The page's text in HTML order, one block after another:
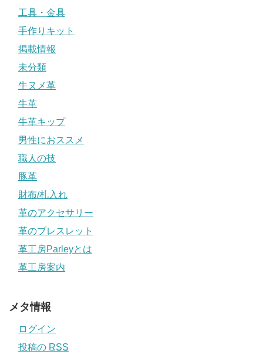
工具・金具
手作りキット
掲載情報
未分類
牛ヌメ革
牛革
牛革キップ
男性におススメ
職人の技
豚革
財布/札入れ
革のアクセサリー
革のブレスレット
革工房Parleyとは
革工房案内
メタ情報
ログイン
投稿の RSS